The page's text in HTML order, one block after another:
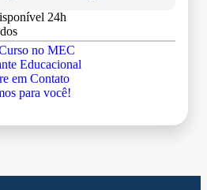
24h
no MEC
Educacional
em Contato
para você!